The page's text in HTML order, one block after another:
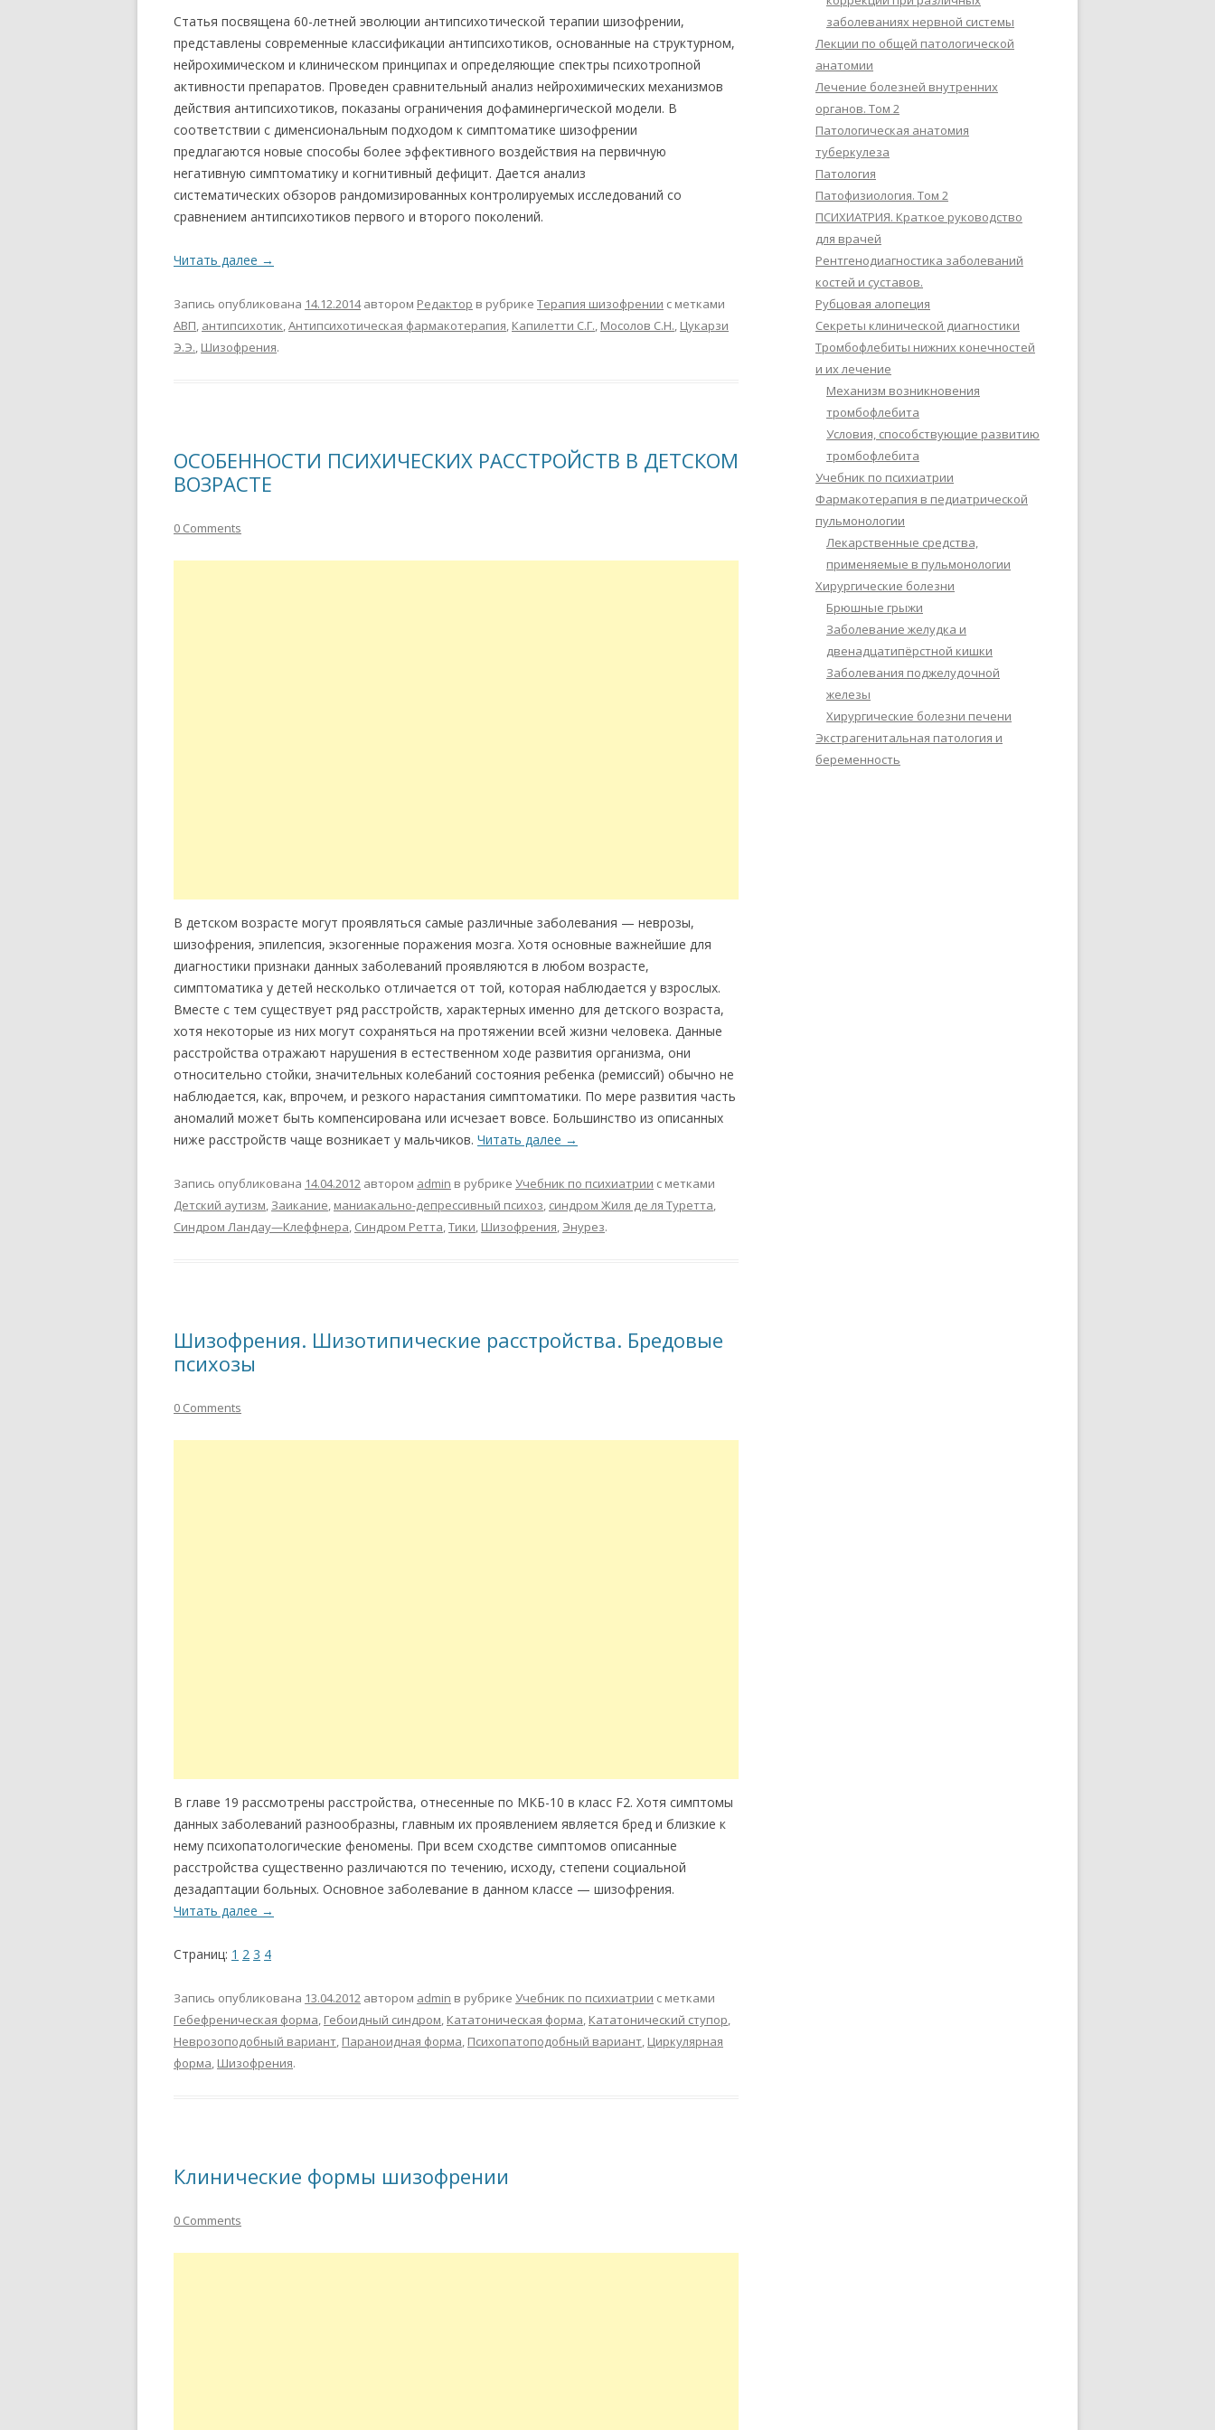
Статья посвящена 60-летней эволюции антипсихотической терапии шизофрении,
представлены современные классификации антипсихотиков, основанные на структурном,
нейрохимическом и клиническом принципах и определяющие спектры психотропной
активности препаратов. Проведен сравнительный анализ нейрохимических механизмов
действия антипсихотиков, показаны ограничения дофаминергической модели. В
соответствии с дименсиональным подходом к симптоматике шизофрении
предлагаются новые способы более эффективного воздействия на первичную
негативную симптоматику и когнитивный дефицит. Дается анализ
систематических обзоров рандомизированных контролируемых исследований со
сравнением антипсихотиков первого и второго поколений.
Читать далее →
Запись опубликована 14.12.2014автором Редактор в рубрике Терапия шизофрении с метками
АВП, антипсихотик,Антипсихотическая фармакотерапия, Капилетти С.Г., Мосолов С.Н., Цукарзи
Э.Э., Шизофрения.
ОСОБЕННОСТИ ПСИХИЧЕСКИХ РАССТРОЙСТВ В ДЕТСКОМ
ВОЗРАСТЕ
0 Comments
В детском возрасте могут проявляться самые различные заболевания — неврозы,
шизофрения, эпилепсия, экзогенные поражения мозга. Хотя основные важнейшие для
диагностики признаки данных заболеваний проявляются в любом возрасте,
симптоматика у детей несколько отличается от той, которая наблюдается у взрослых.
Вместе с тем существует ряд расстройств, характерных именно для детского возраста,
хотя некоторые из них могут сохраняться на протяжении всей жизни человека. Данные
расстройства отражают нарушения в естественном ходе развития организма, они
относительно стойки, значительных колебаний состояния ребенка (ремиссий) обычно не
наблюдается, как, впрочем, и резкого нарастания симптоматики. По мере развития часть
аномалий может быть компенсирована или исчезает вовсе. Большинство из описанных
ниже расстройств чаще возникает у мальчиков. Читать далее →
Запись опубликована 14.04.2012 автором admin в рубрике Учебник по психиатрии с метками
Детский аутизм, Заикание, маниакально-депрессивный психоз, синдром Жиля де ля Туретта,
Синдром Ландау—Клеффнера, Синдром Ретта,Тики, Шизофрения, Энурез.
Шизофрения. Шизотипические расстройства. Бредовые
психозы
0 Comments
В главе 19 рассмотрены расстройства, отнесенные по МКБ-10 в класс F2. Хотя симптомы
данных заболеваний разнообразны, главным их проявлением является бред и близкие к
нему психопатологические феномены. При всем сходстве симптомов описанные
расстройства существенно различаются по течению, исходу, степени социальной
дезадаптации больных. Основное заболевание в данном классе — шизофрения.
Читать далее →
Страниц: 1 2 3 4
Запись опубликована 13.04.2012 автором admin в рубрике Учебник по психиатрии с метками
Гебефреническая форма, Гебоидный синдром, Кататоническая форма, Кататонический ступор,
Неврозоподобный вариант, Параноидная форма, Психопатоподобный вариант, Циркулярная
форма, Шизофрения.
Клинические формы шизофрении
0 Comments
заболеваниях нервной системы
Лекции по общей патологической
анатомии
Лечение болезней внутренних
органов. Том 2
Патологическая анатомия
туберкулеза
Патология
Патофизиология. Том 2
ПСИХИАТРИЯ. Краткое руководство
для врачей
Рентгенодиагностика заболеваний
костей и суставов.
Рубцовая алопеция
Секреты клинической диагностики
Тромбофлебиты нижних конечностей
и их лечение
Механизм возникновения
тромбофлебита
Условия, способствующие развитию
тромбофлебита
Учебник по психиатрии
Фармакотерапия в педиатрической
пульмонологии
Лекарственные средства,
применяемые в пульмонологии
Хирургические болезни
Брюшные грыжи
Заболевание желудка и
двенадцатипёрстной кишки
Заболевания поджелудочной
железы
Хирургические болезни печени
Экстрагенитальная патология и
беременность